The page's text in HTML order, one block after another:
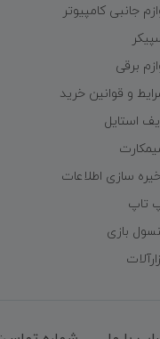
جانبی کامپیوتر
برقی
و قوانین خرید
استایل
سازی اطلاعات
تاپ
بازی